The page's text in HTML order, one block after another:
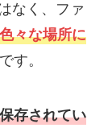
なく、ファ
々な場所に
す。
存されてい